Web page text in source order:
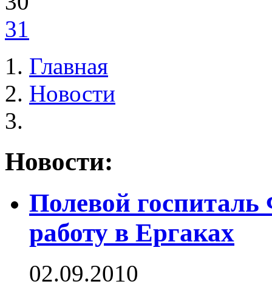
31
Главная
Новости
Новости:
Полевой
работу в Ергаках
02.09.2010